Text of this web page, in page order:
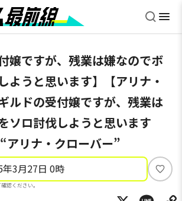
嬢ですが、残業は嫌なのでボ
ようと思います】【アリナ・
ルドの受付嬢ですが、残業は
ソロ討伐しようと思います
リナ・クローバー”
年3月27日 0時
認ください。
い